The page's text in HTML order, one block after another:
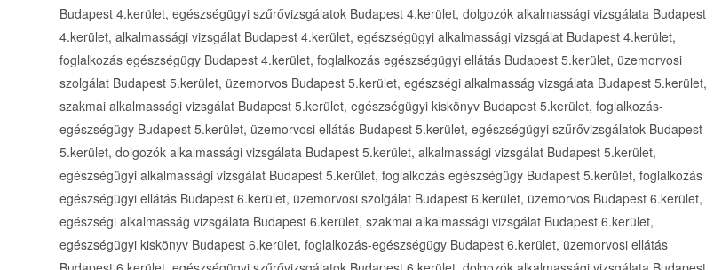
Budapest 4.kerület, egészségügyi szűrővizsgálatok Budapest 4.kerület, dolgozók alkalmassági vizsgálata Budapest
4.kerület, alkalmassági vizsgálat Budapest 4.kerület, egészségügyi alkalmassági vizsgálat Budapest 4.kerület,
foglalkozás egészségügy Budapest 4.kerület, foglalkozás egészségügyi ellátás Budapest 5.kerület, üzemorvosi
szolgálat Budapest 5.kerület, üzemorvos Budapest 5.kerület, egészségi alkalmasság vizsgálata Budapest 5.kerület,
szakmai alkalmassági vizsgálat Budapest 5.kerület, egészségügyi kiskönyv Budapest 5.kerület, foglalkozás-
egészségügy Budapest 5.kerület, üzemorvosi ellátás Budapest 5.kerület, egészségügyi szűrővizsgálatok Budapest
5.kerület, dolgozók alkalmassági vizsgálata Budapest 5.kerület, alkalmassági vizsgálat Budapest 5.kerület,
egészségügyi alkalmassági vizsgálat Budapest 5.kerület, foglalkozás egészségügy Budapest 5.kerület, foglalkozás
egészségügyi ellátás Budapest 6.kerület, üzemorvosi szolgálat Budapest 6.kerület, üzemorvos Budapest 6.kerület,
egészségi alkalmasság vizsgálata Budapest 6.kerület, szakmai alkalmassági vizsgálat Budapest 6.kerület,
egészségügyi kiskönyv Budapest 6.kerület, foglalkozás-egészségügy Budapest 6.kerület, üzemorvosi ellátás